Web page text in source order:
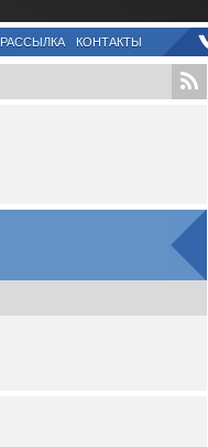
РАССЫЛКА КОНТАКТЫ